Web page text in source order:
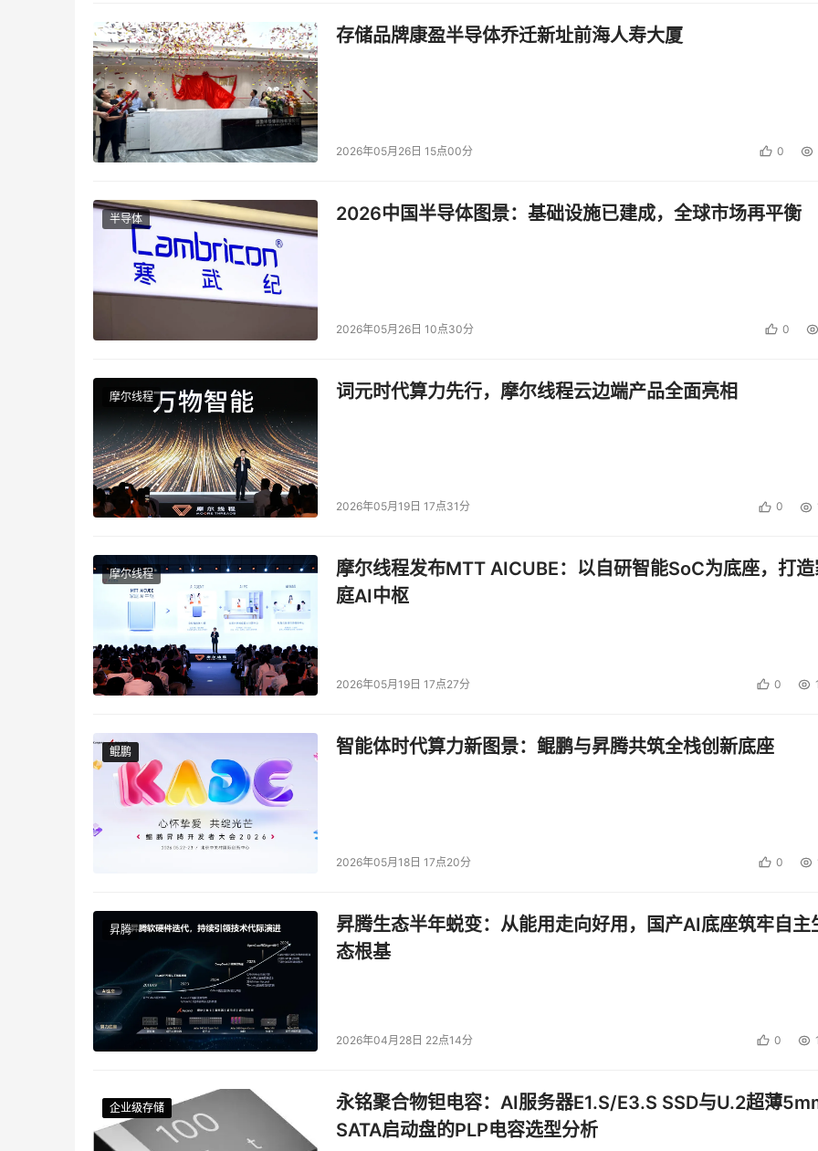
图2 2004年上半年中国存储管理软件垂直市场销售额及同比增长率
本文来源于DOIT传媒，文章内容仅供参考，不构成投资建议。
存储品牌康盈半导体乔迁新址前海人寿大厦
2026年05月26日 15点00分 0
半导体 2026中国半导体图景：基础设施已建成，全球市场再平衡
2026年05月26日 10点30分 0
摩尔线程 词元时代算力先行，摩尔线程云边端产品全面亮相
2026年05月19日 17点31分 0
摩尔线程
摩尔线程发布MTT AICUBE：以自研智能SoC为底座，打
庭AI中枢
2026年05月19日 17点27分 0
鲲鹏
鲲鹏 智能体时代算力新图景：鲲鹏与昇腾共筑全栈创新底座
2026年05月18日 17点20分 0
昇腾
昇腾生态半年蜕变：从能用走向好用，国产AI底座筑牢自主
态根基
2026年04月28日 22点14分 0
企业级存储
企业级存储
企业级存储
企业级存储
永铭聚合物钽电容：AI服务器E1.S/E3.S SSD与U.2超薄
SATA启动盘的PLP电容选型分析